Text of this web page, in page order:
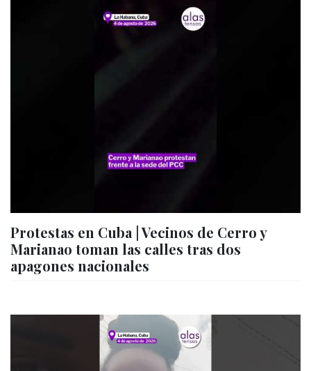
Protestas en Cuba | Vecinos de Cerro y
Marianao toman las calles tras dos
apagones nacionales